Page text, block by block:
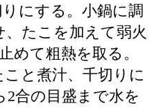
にする。小鍋に調
たこを加えて弱火
めて粗熱を取る。
と煮汁、千切りに
2合の目盛まで水を